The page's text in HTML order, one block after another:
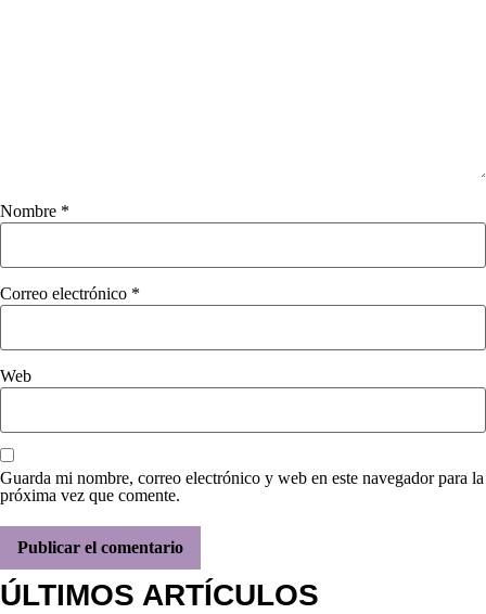
Nombre *
Correo electrónico *
Web
Guarda mi nombre, correo electrónico y web en este navegador para la
próxima vez que comente.
ÚLTIMOS ARTÍCULOS